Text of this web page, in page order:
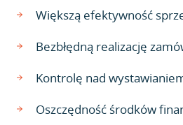
Większą efektywność
Bezbłędną realizację
Kontrolę nad
Oszczędność środków